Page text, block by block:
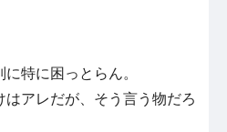
特に困っとらん。
アレだが、そう言う物だろ